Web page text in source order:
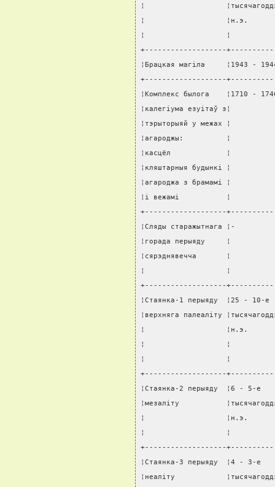
¦
¦                   ¦н.э.
¦                   ¦
+-------------------
¦Брацкая магiла     ¦1943 -
+-------------------
¦Комплекс былога    ¦1710 -
¦калегiума езуiтаў з¦
¦тэрыторыяй у межах ¦
¦агароджы:          ¦
¦касцёл             ¦
¦кляштарныя будынкi ¦
¦агароджа з брамамi ¦
¦i вежамi           ¦
+-------------------
¦Сляды старажытнага ¦-
¦горада перыяду     ¦
¦сярэднявечча       ¦
¦                   ¦
+-------------------
¦Стаянка-1 перыяду  ¦25 -
¦верхняга палеалiту
¦                   ¦н.э.
¦                   ¦
¦                   ¦
+-------------------
¦Стаянка-2 перыяду  ¦6 -
¦мезалiту
¦                   ¦н.э.
¦                   ¦
+-------------------
¦Стаянка-3 перыяду  ¦4 -
¦неалiту